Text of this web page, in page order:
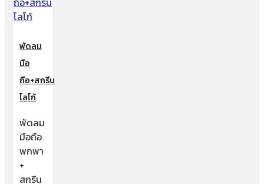
พัดลม
มือ
ถือ+สกรีน
โลโก้
พัดลม
มือถือ
พกพา
+
สกรีน